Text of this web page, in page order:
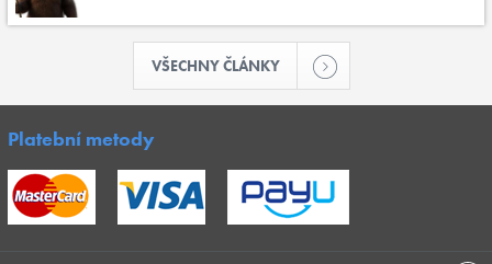
VŠECHNY ČLÁNKY
Platební metody